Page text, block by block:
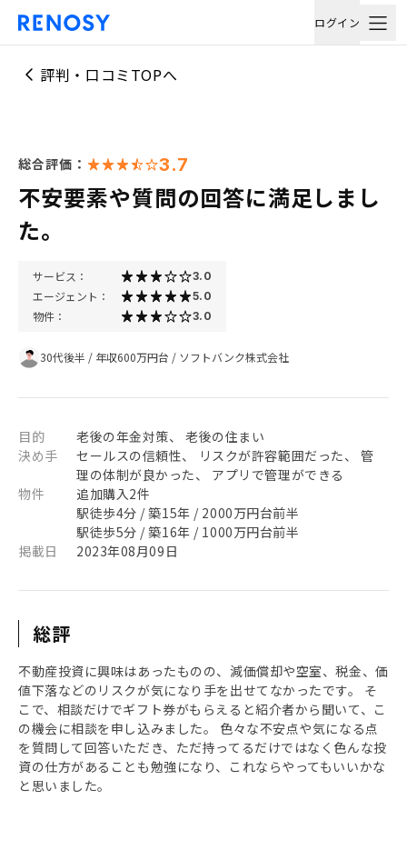
ログイン
評判・口コミTOPへ
総合評価： 3.7
不安要素や質問の回答に満足しまし
た。
サービス： 3.0
エージェント： 5.0
物件： 3.0
30代後半 / 年収600万円台 / ソフトバンク株式会社
目的
老後の年金対策、 老後の住まい
決め手
セールスの信頼性、 リスクが許容範囲だった、 管
理の体制が良かった、 アプリで管理ができる
物件
追加購入2件
駅徒歩4分 / 築15年 / 2000万円台前半
駅徒歩5分 / 築16年 / 1000万円台前半
掲載日
2023年08月09日
総評
不動産投資に興味はあったものの、減価償却や空室、税金、価
値下落などのリスクが気になり手を出せてなかったです。 そ
こで、相談だけでギフト券がもらえると紹介者から聞いて、こ
の機会に相談を申し込みました。 色々な不安点や気になる点
を質問して回答いただき、ただ持ってるだけではなく色んな投
資の仕方があることも勉強になり、これならやってもいいかな
と思いました。